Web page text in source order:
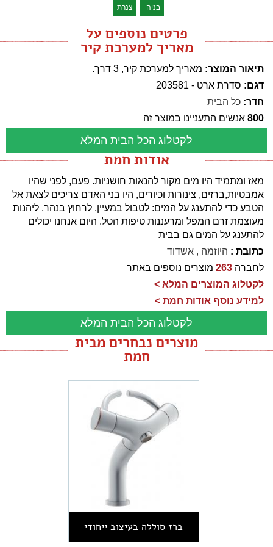
בניה צנרת
פרטים נוספים על
מאריך למערכת קיר
תיאור המוצר: מאריך למערכת קיר, 3 דרך.
דגם: סדרת ארט - 203581
חדר: כל הבית
800 אנשים התעניינו במוצר זה
לקטלוג הכל הבית המלא
אודות חמת
מאז ומתמיד היו מים מקור להנאות חושניות. פעם, לפני שהיו
אמבטיות,ברזים, צינורות וכיורים, היו בני האדם צריכים לצאת אל
הטבע כדי להתענג על המים: לטבול במעיין, לרחוץ בנהר, ליהנות
מעוצמת זרם המפל ומרעננות טיפות הטל. היום אנחנו יכולים
להתענג על המים גם בבית
כתובת : היוזמה , אשדוד
לחברה 263 מוצרים נוספים באתר
לקטלוג המוצרים המלא >
למידע נוסף אודות חמת >
לקטלוג הכל הבית המלא
מוצרים נבחרים מבית
חמת
ברז סוללה בעיצוב ייחודי